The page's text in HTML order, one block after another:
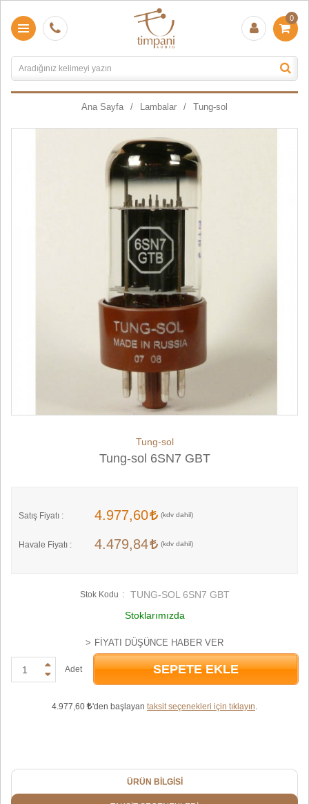
0
Ana Sayfa Lambalar Tung-sol
Tung-sol
Tung-sol 6SN7 GBT
Satış Fiyatı : 4.977,60
Havale Fiyatı : 4.479,84
Stok Kodu
TUNG-SOL 6SN7 GBT
Stoklarımızda
FIYATI DÜŞÜNCE HABER VER
Adet SEPETE EKLE
4.977,60 'den başlayan taksit seçenekleri için tıklayın.
ÜRÜN BILGISI